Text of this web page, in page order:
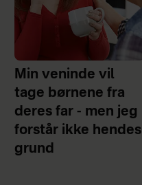
Min veninde vil
tage børnene fra
deres far - men jeg
forstår ikke hendes
grund